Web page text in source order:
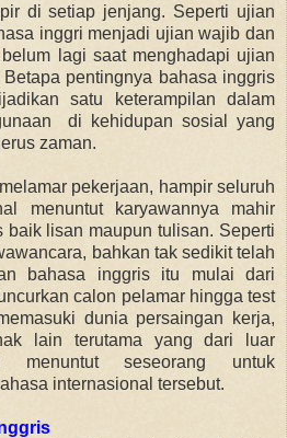
di setiap jenjang. Seperti ujian
inggri menjadi ujian wajib dan
lagi saat menghadapi ujian
pentingnya bahasa inggris
satu keterampilan dalam
di kehidupan sosial yang
zaman.
pekerjaan, hampir seluruh
menuntut karyawannya mahir
baik lisan maupun tulisan. Seperti
bahkan tak sedikit telah
bahasa inggris itu mulai dari
calon pelamar hingga test
dunia persaingan kerja,
lain terutama yang dari luar
menuntut seseorang untuk
internasional tersebut.